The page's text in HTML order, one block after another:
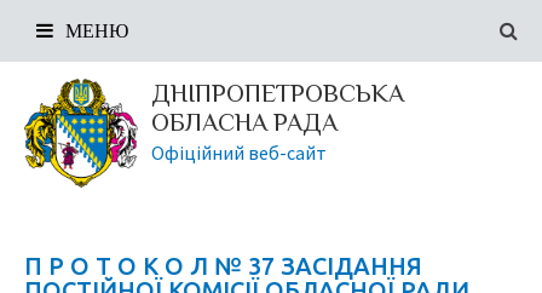
ДНІПРОПЕТРОВСЬКА
ОБЛАСНА РАДА
Офіційний веб-сайт
МЕНЮ
П Р О Т О К О Л № 37 ЗАСІДАННЯ